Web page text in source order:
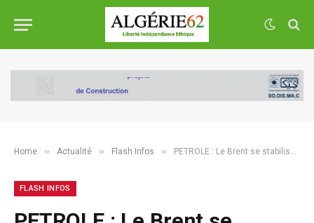
Home » Actualité » Flash Infos » PETROLE : Le Brent se stabilise à 67 dollars
FLASH INFOS